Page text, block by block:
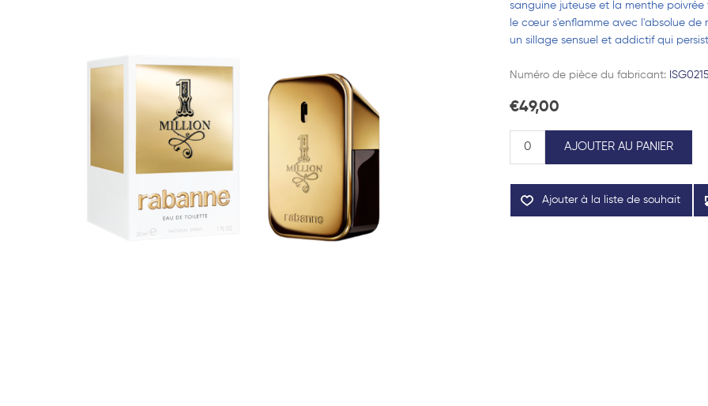
sanguine juteuse et la menthe
le cœur s'enflamme avec l'absolue de
un sillage sensuel et addictif qui
Numéro de pièce du fabricant:
€49,00
AJOUTER AU PANIER
Ajouter à la liste de souhait